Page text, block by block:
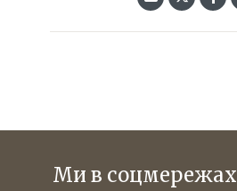
Ми в соцмережах